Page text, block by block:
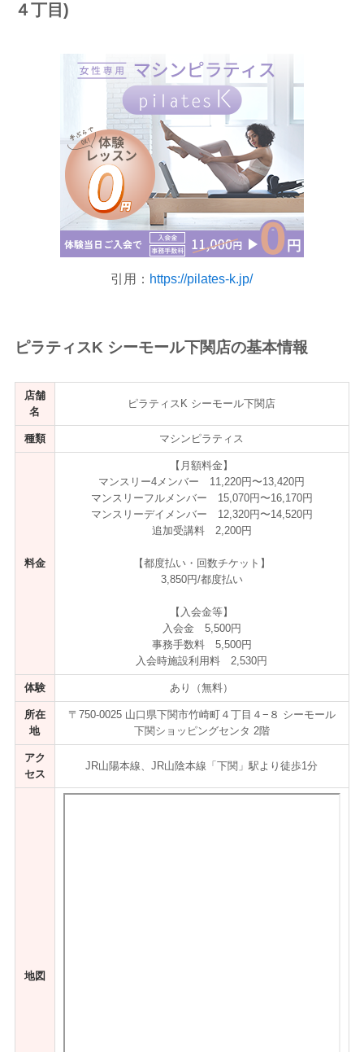
４丁目)
引用： https://pilates-k.jp/
ピラティスK シーモール下関店の基本情報
店舗
名
ピラティスK シーモール下関店
種類 マシンピラティス
料金
【月額料金】
マンスリー4メンバー 11,220円〜13,420円
マンスリーフルメンバー 15,070円〜16,170円
マンスリーデイメンバー 12,320円〜14,520円
追加受講料 2,200円
【都度払い・回数チケット】
3,850円/都度払い
【入会金等】
入会金 5,500円
事務手数料 5,500円
入会時施設利用料 2,530円
体験 あり（無料）
所在
地
〒750-0025 山口県下関市竹崎町４丁目４−８ シーモール
下関ショッピングセンタ 2階
アク
セス
JR山陽本線、JR山陰本線「下関」駅より徒歩1分
地図